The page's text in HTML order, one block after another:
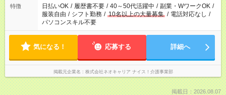
特徴 日払いOK / 履歴書不要 / 40～50代活躍中 / 副業・WワークOK /
服装自由 / シフト勤務 / 10名以上の大量募集 / 電話対応なし /
パソコンスキル不要
気になる！ 応募する 詳細へ
掲載元企業名 株式会社ネオキャリア ナイス！介護事業部
掲載日：2026.08.07